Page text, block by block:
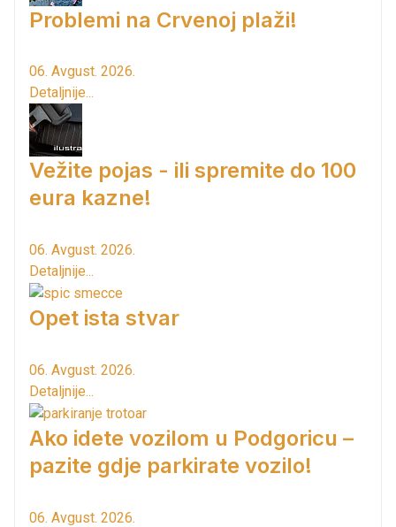
Problemi na Crvenoj plaži!
06. Avgust. 2026.
Detaljnije...
Vežite pojas - ili spremite do 100
eura kazne!
06. Avgust. 2026.
Detaljnije...
Opet ista stvar
06. Avgust. 2026.
Detaljnije...
Ako idete vozilom u Podgoricu –
pazite gdje parkirate vozilo!
06. Avgust. 2026.